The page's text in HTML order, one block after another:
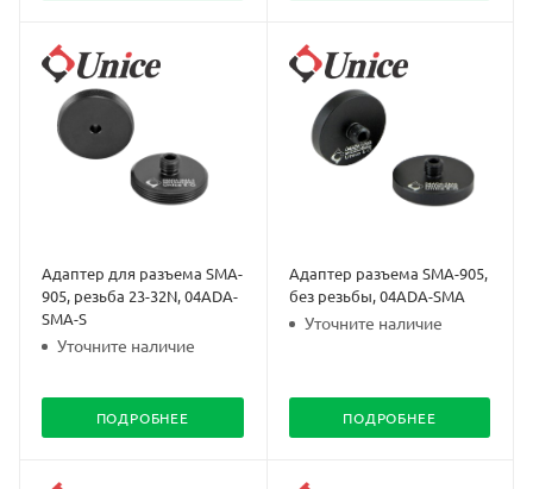
Адаптер для разъема SMA-
905, резьба 23-32N, 04ADA-
SMA-S
Уточните наличие
ПОДРОБНЕЕ
Адаптер разъема SMA-905,
без резьбы, 04ADA-SMA
Уточните наличие
ПОДРОБНЕЕ